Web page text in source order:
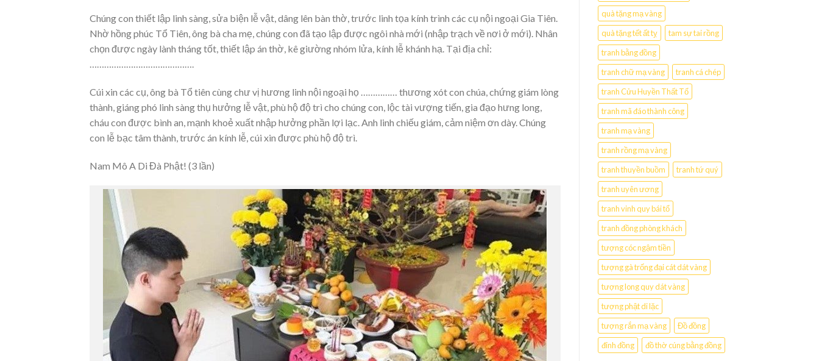
Chúng con thiết lập linh sàng, sửa biện lễ vật, dâng lên bàn thờ, trước linh tọa kính trình các cụ nội ngoại Gia Tiên.
Nhờ hồng phúc Tổ Tiên, ông bà cha mẹ, chúng con đã tạo lập được ngôi nhà mới (nhập trạch về nơi ở mới). Nhân
chọn được ngày lành tháng tốt, thiết lập án thờ, kê giường nhóm lửa, kính lễ khánh hạ. Tại địa chỉ:
…………………………………….
Cúi xin các cụ, ông bà Tổ tiên cùng chư vị hương linh nội ngoại họ …………… thương xót con chúa, chứng giám lòng
thành, giáng phó linh sàng thụ hưởng lễ vật, phù hộ độ trì cho chúng con, lộc tài vượng tiến, gia đạo hưng long,
cháu con được bình an, mạnh khoẻ xuất nhập hưởng phần lợi lạc. Anh linh chiếu giám, cảm niệm ơn dày. Chúng
con lễ bạc tâm thành, trước án kính lễ, cúi xin được phù hộ độ trì.
Nam Mô A Di Đà Phật! (3 lần)
quà tặng mạ vàng
quà tặng tết ất tỵ
tam sự tai rồng
tranh bằng đồng
tranh chữ mạ vàng
tranh cá chép
tranh Cửu Huyền Thất Tổ
tranh mã đáo thành công
tranh mạ vàng
tranh rồng mạ vàng
tranh thuyền buồm
tranh tứ quý
tranh uyên ương
tranh vinh quy bái tổ
tranh đồng phòng khách
tượng cóc ngậm tiền
tượng gà trống đại cát dát vàng
tượng long quy dát vàng
tượng phật di lặc
tượng rắn mạ vàng
Đồ đồng
đỉnh đồng
đồ thờ cúng bằng đồng